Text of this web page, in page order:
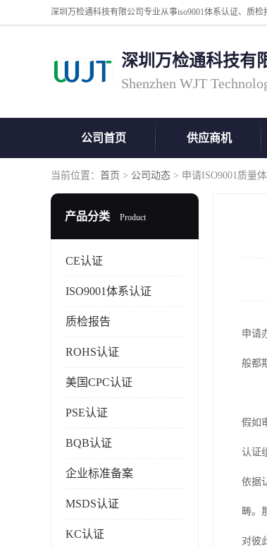
深圳万检通科技有
Shenzhen WJT
公司首页 供应商机
当前位置： 首页 > 公司动态 > 申请ISO9001质量
产品分类 Product
CE认证
ISO9001体系认证
质检报告
ROHS认证
美国CPC认证
PSE认证
BQB认证
企业标准备案
MSDS认证
KC认证
申请
般都
假如
认证
依据
畴。
对彼